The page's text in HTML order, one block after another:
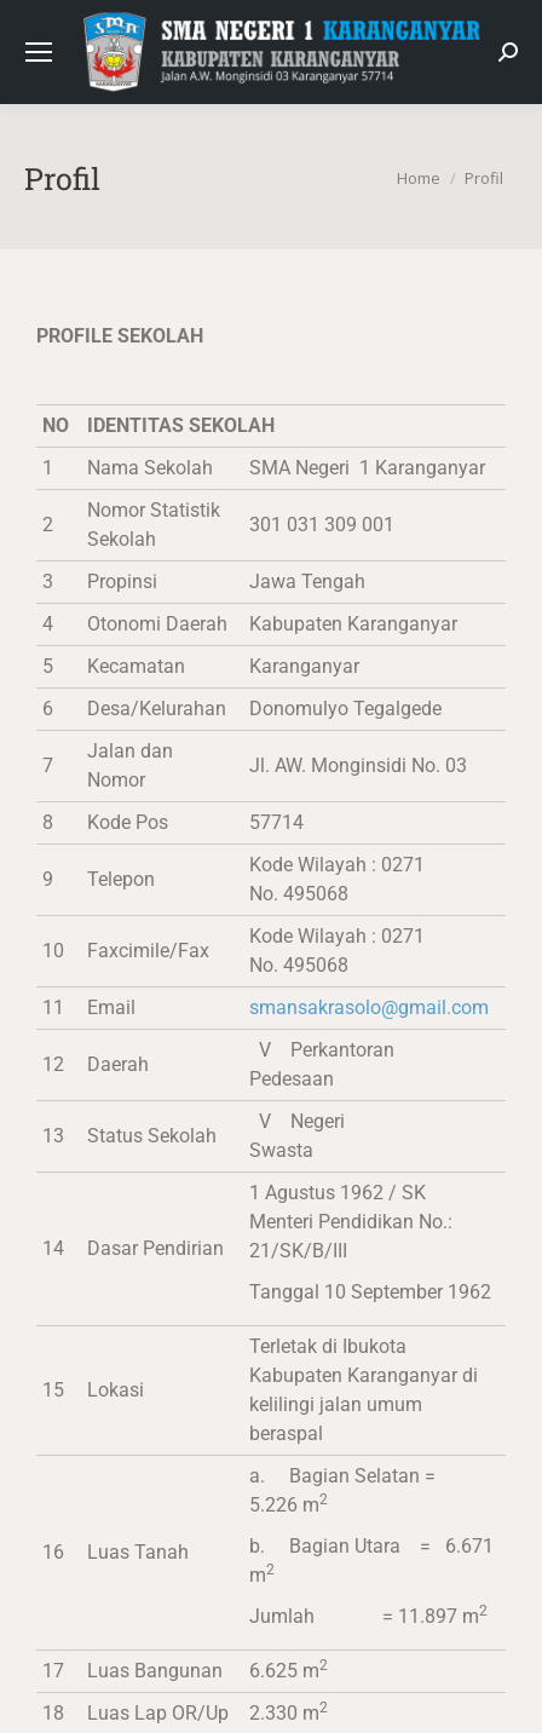
Profil You are here:
Home Profil
PROFILE SEKOLAH
NO
IDENTITAS SEKOLAH
1
Nama Sekolah SMA Negeri 1 Karanganyar
2
Nomor Statistik
Sekolah
301 031 309 001
3 Propinsi
Jawa Tengah
4
Otonomi Daerah
Kabupaten Karanganyar
5
Kecamatan
Karanganyar
6
Desa/Kelurahan Donomulyo Tegalgede
7
Jalan dan
Nomor
Jl. AW. Monginsidi No. 03
8 Kode Pos 57714
9 Telepon
Kode Wilayah : 0271
No. 495068
10 Faxcimile/Fax
Kode Wilayah : 0271
No. 495068
11
Email smansakrasolo@gmail.com
12 Daerah
V Perkantoran
Pedesaan
13 Status Sekolah
V Negeri
Swasta
14 Dasar Pendirian
1 Agustus 1962 / SK
Menteri Pendidikan No.:
21/SK/B/III
Tanggal 10 September 1962
15 Lokasi
Terletak di Ibukota
Kabupaten Karanganyar di
kelilingi jalan umum
beraspal
16 Luas Tanah
a. Bagian Selatan =
5.226 m2
b. Bagian Utara = 6.671
m2
Jumlah = 11.897 m2
17 Luas Bangunan 6.625 m2
18 Luas Lap OR/Up 2.330 m2